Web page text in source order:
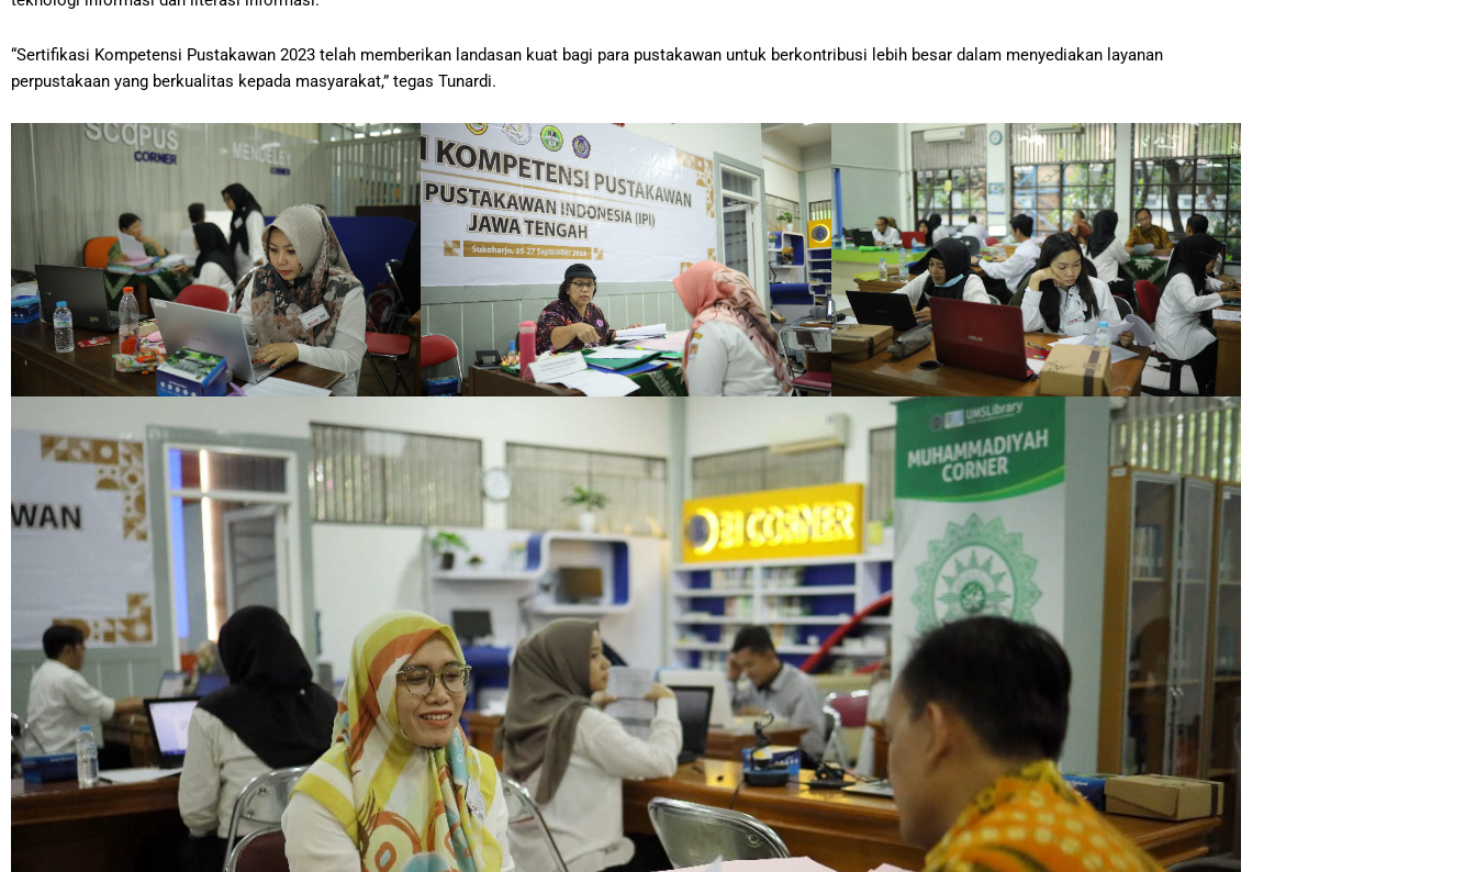
“Sertifikasi Kompetensi Pustakawan 2023 telah memberikan landasan kuat bagi para pustakawan untuk berkontribusi lebih besar dalam menyediakan layanan
perpustakaan yang berkualitas kepada masyarakat,” tegas Tunardi.